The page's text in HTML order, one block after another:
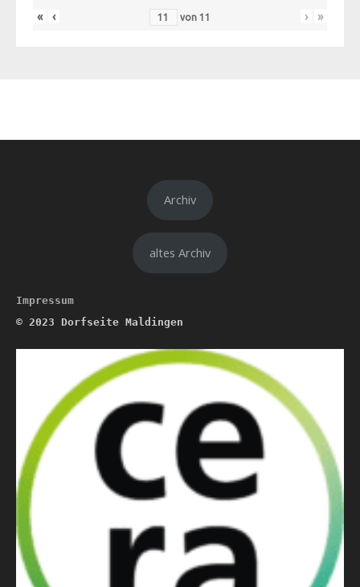
« ‹ von 11 › »
Archiv
altes Archiv
Impressum
© 2023
Dorfseite Maldingen